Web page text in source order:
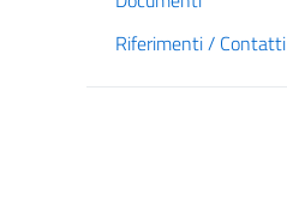
Riferimenti / Contatti